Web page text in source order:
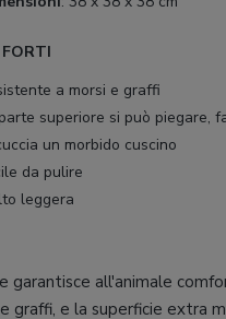
a morsi e graffi
superiore si può piegare,
un morbido cuscino
da pulire
leggera
garantisce all'animale
graffi, e la superficie extra